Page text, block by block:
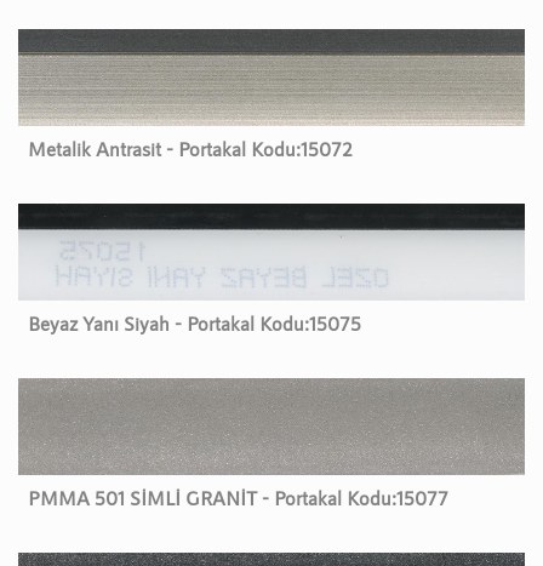
Metalik Antrasit - Portakal Kodu:15072
Beyaz Yanı Siyah - Portakal Kodu:15075
PMMA 501 SİMLİ GRANİT - Portakal Kodu:15077